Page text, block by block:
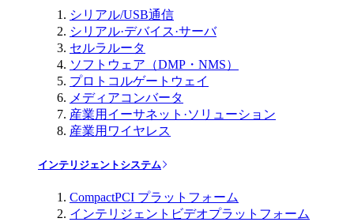
シリアル/USB通信
シリアル·デバイス·サーバ
セルラルータ
ソフトウェア（DMP・NMS）
プロトコルゲートウェイ
メディアコンバータ
産業用イーサネット·ソリューション
産業用ワイヤレス
インテリジェントシステム
CompactPCI プラットフォーム
インテリジェントビデオプラットフォーム